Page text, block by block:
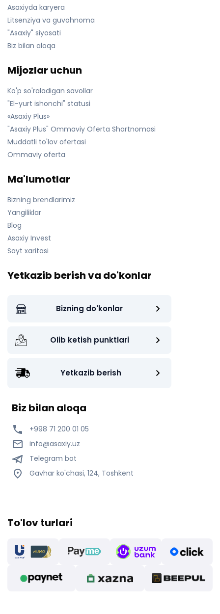
Asaxiyda karyera
Litsenziya va guvohnoma
"Asaxiy" siyosati
Biz bilan aloqa
Mijozlar uchun
Ko'p so'raladigan savollar
"El-yurt ishonchi" statusi
«Asaxiy Plus»
"Asaxiy Plus" Ommaviy Oferta Shartnomasi
Muddatli to'lov ofertasi
Ommaviy oferta
Ma'lumotlar
Bizning brendlarimiz
Yangiliklar
Blog
Asaxiy Invest
Sayt xaritasi
Yetkazib berish va do'konlar
Bizning do'konlar
Olib ketish punktlari
Yetkazib berish
Biz bilan aloqa
+998 71 200 01 05
info@asaxiy.uz
Telegram bot
Gavhar ko'chasi, 124, Toshkent
To'lov turlari